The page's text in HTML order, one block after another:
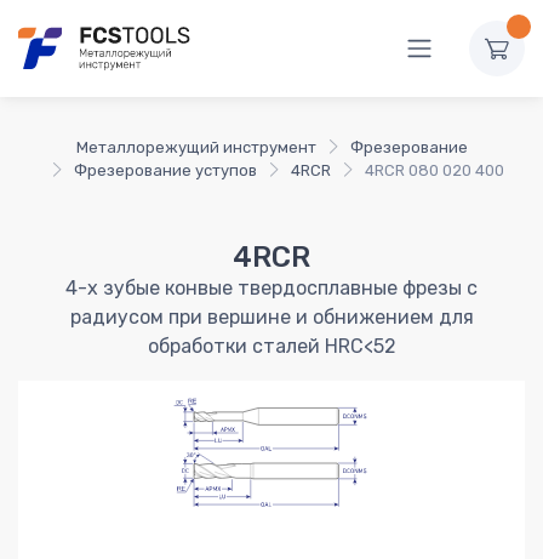
Металлорежущий инструмент
Фрезерование
Фрезерование уступов
4RCR 4RCR 080 020 400
4RCR
4-х зубые конвые твердосплавные фрезы с
радиусом при вершине и обнижением для
обработки сталей HRC<52